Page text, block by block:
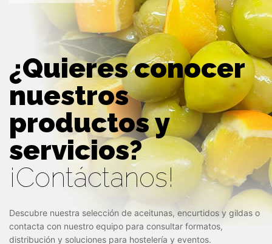
¿Quieres conocer
nuestros
productos y
servicios?
¡Contáctanos!
Descubre nuestra selección de aceitunas, encurtidos y gildas o
contacta con nuestro equipo para consultar formatos,
distribución y soluciones para hostelería y eventos.